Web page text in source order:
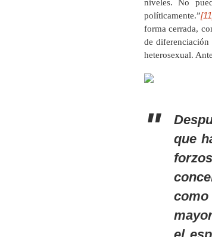
niveles. No
políticamente.”
forma cerrada,
de diferenciación
heterosexual.
que